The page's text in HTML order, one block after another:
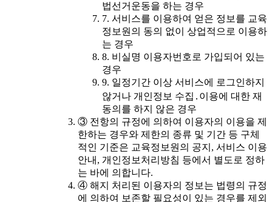
법선거운동을 하는 경우
7. 서비스를 이용하여 얻은 정보를 교육
정보원의 동의 없이 상업적으로 이용하
는 경우
8. 비실명 이용자번호로 가입되어 있는
경우
9. 일정기간 이상 서비스에 로그인하지
않거나 개인정보 수집․이용에 대한 재
동의를 하지 않은 경우
③ 전항의 규정에 의하여 이용자의 이용을 제
한하는 경우와 제한의 종류 및 기간 등 구체
적인 기준은 교육정보원의 공지, 서비스 이용
안내, 개인정보처리방침 등에서 별도로 정하
는 바에 의합니다.
④ 해지 처리된 이용자의 정보는 법령의 규정
에 의하여 보존할 필요성이 있는 경우를 제외